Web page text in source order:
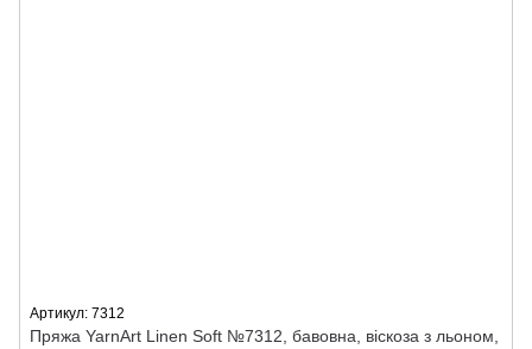
Артикул: 7312
Пряжа YarnArt Linen Soft №7312, бавовна, віскоза з льоном,